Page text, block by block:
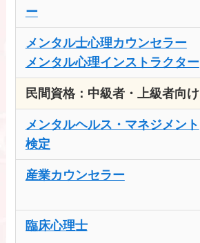
ー
メンタル士心理カウンセラー
メンタル心理インストラクター
民間資格：中級者・上級者向け
メンタルヘルス・マネジメント
検定
産業カウンセラー
臨床心理士